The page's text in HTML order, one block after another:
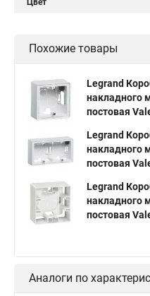
Цвет
Похожие товары
Legrand
накладного
постовая
Legrand
накладного
постовая
Legrand
накладного
постовая
Аналоги по